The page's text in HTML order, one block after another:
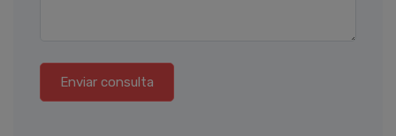
Enviar consulta